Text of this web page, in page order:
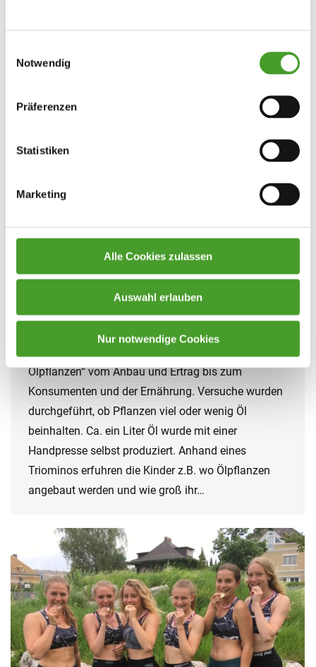
Notwendig
Präferenzen
Statistiken
Marketing
Alle Cookies zulassen
Auswahl erlauben
Nur notwendige Cookies
Bericht vom Workshop: “Wie kommt das
Öl in die Flasche”
Ölpflanzen“ vom Anbau und Ertrag bis zum
Konsumenten und der Ernährung. Versuche wurden
durchgeführt, ob Pflanzen viel oder wenig Öl
beinhalten. Ca. ein Liter Öl wurde mit einer
Handpresse selbst produziert. Anhand eines
Triominos erfuhren die Kinder z.B. wo Ölpflanzen
angebaut werden und wie groß ihr…